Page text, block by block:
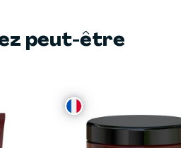
peut-être